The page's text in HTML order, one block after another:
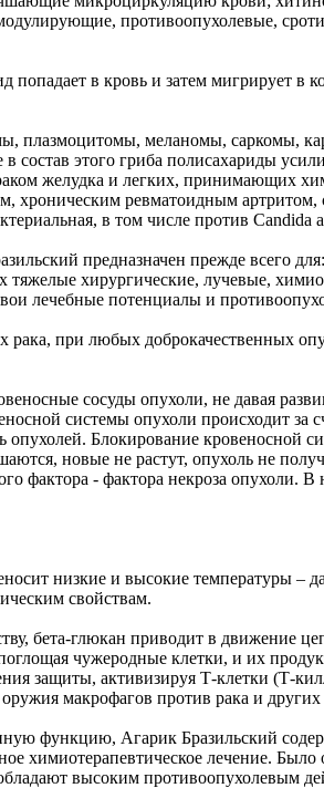
противоопухолевые,
в кровь и затем мигрирует в
плазмоцитомы, меланомы, саркомы,
этого гриба полисахариды
желудка и легких, принимающих
хроническим ревматоидным артритом,
в том числе против Candida
предназначен прежде всего
хирургические, лучевые,
лечебные потенциалы и
рака, при любых доброкачественных
сосуды опухоли, не давая
системы опухоли происходит за
Блокирование кровеносной
новые не растут, опухоль не
фактора - фактора некроза опухоли.
низкие и высокие температуры –
свойствам.
бета-глюкан приводит в движение
чужеродные клетки, и их
защиты, активизируя Т-клетки (Т-
макрофагов против рака и других
функцию, Агарик Бразильский
химиотерапевтическое лечение.
высоким противоопухолевым